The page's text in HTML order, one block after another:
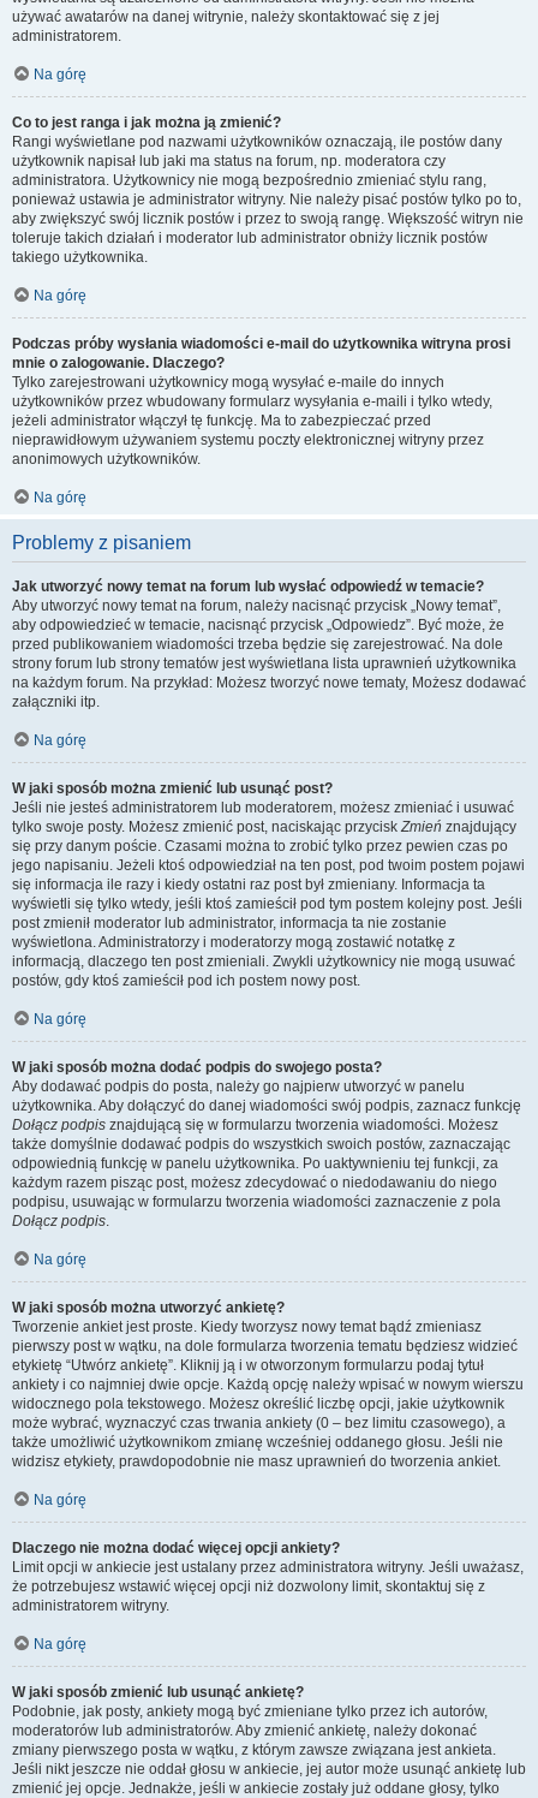
używać awatarów na danej witrynie, należy skontaktować się z jej
administratorem.
Na górę
Co to jest ranga i jak można ją zmienić?
Rangi wyświetlane pod nazwami użytkowników oznaczają, ile postów dany
użytkownik napisał lub jaki ma status na forum, np. moderatora czy
administratora. Użytkownicy nie mogą bezpośrednio zmieniać stylu rang,
ponieważ ustawia je administrator witryny. Nie należy pisać postów tylko po to,
aby zwiększyć swój licznik postów i przez to swoją rangę. Większość witryn nie
toleruje takich działań i moderator lub administrator obniży licznik postów
takiego użytkownika.
Na górę
Podczas próby wysłania wiadomości e-mail do użytkownika witryna prosi
mnie o zalogowanie. Dlaczego?
Tylko zarejestrowani użytkownicy mogą wysyłać e-maile do innych
użytkowników przez wbudowany formularz wysyłania e-maili i tylko wtedy,
jeżeli administrator włączył tę funkcję. Ma to zabezpieczać przed
nieprawidłowym używaniem systemu poczty elektronicznej witryny przez
anonimowych użytkowników.
Na górę
Problemy z pisaniem
Jak utworzyć nowy temat na forum lub wysłać odpowiedź w temacie?
Aby utworzyć nowy temat na forum, należy nacisnąć przycisk „Nowy temat”,
aby odpowiedzieć w temacie, nacisnąć przycisk „Odpowiedz”. Być może, że
przed publikowaniem wiadomości trzeba będzie się zarejestrować. Na dole
strony forum lub strony tematów jest wyświetlana lista uprawnień użytkownika
na każdym forum. Na przykład: Możesz tworzyć nowe tematy, Możesz dodawać
załączniki itp.
Na górę
W jaki sposób można zmienić lub usunąć post?
Jeśli nie jesteś administratorem lub moderatorem, możesz zmieniać i usuwać
tylko swoje posty. Możesz zmienić post, naciskając przyciskZmień znajdujący
się przy danym poście. Czasami można to zrobić tylko przez pewien czas po
jego napisaniu. Jeżeli ktoś odpowiedział na ten post, pod twoim postem pojawi
się informacja ile razy i kiedy ostatni raz post był zmieniany. Informacja ta
wyświetli się tylko wtedy, jeśli ktoś zamieścił pod tym postem kolejny post. Jeśli
post zmienił moderator lub administrator, informacja ta nie zostanie
wyświetlona. Administratorzy i moderatorzy mogą zostawić notatkę z
informacją, dlaczego ten post zmieniali. Zwykli użytkownicy nie mogą usuwać
postów, gdy ktoś zamieścił pod ich postem nowy post.
Na górę
W jaki sposób można dodać podpis do swojego posta?
Aby dodawać podpis do posta, należy go najpierw utworzyć w panelu
użytkownika. Aby dołączyć do danej wiadomości swój podpis, zaznacz funkcję
Dołącz podpis znajdującą się w formularzu tworzenia wiadomości. Możesz
także domyślnie dodawać podpis do wszystkich swoich postów, zaznaczając
odpowiednią funkcję w panelu użytkownika. Po uaktywnieniu tej funkcji, za
każdym razem pisząc post, możesz zdecydować o niedodawaniu do niego
podpisu, usuwając w formularzu tworzenia wiadomości zaznaczenie z pola
Dołącz podpis.
Na górę
W jaki sposób można utworzyć ankietę?
Tworzenie ankiet jest proste. Kiedy tworzysz nowy temat bądź zmieniasz
pierwszy post w wątku, na dole formularza tworzenia tematu będziesz widzieć
etykietę “Utwórz ankietę”. Kliknij ją i w otworzonym formularzu podaj tytuł
ankiety i co najmniej dwie opcje. Każdą opcję należy wpisać w nowym wierszu
widocznego pola tekstowego. Możesz określić liczbę opcji, jakie użytkownik
może wybrać, wyznaczyć czas trwania ankiety (0 – bez limitu czasowego), a
także umożliwić użytkownikom zmianę wcześniej oddanego głosu. Jeśli nie
widzisz etykiety, prawdopodobnie nie masz uprawnień do tworzenia ankiet.
Na górę
Dlaczego nie można dodać więcej opcji ankiety?
Limit opcji w ankiecie jest ustalany przez administratora witryny. Jeśli uważasz,
że potrzebujesz wstawić więcej opcji niż dozwolony limit, skontaktuj się z
administratorem witryny.
Na górę
W jaki sposób zmienić lub usunąć ankietę?
Podobnie, jak posty, ankiety mogą być zmieniane tylko przez ich autorów,
moderatorów lub administratorów. Aby zmienić ankietę, należy dokonać
zmiany pierwszego posta w wątku, z którym zawsze związana jest ankieta.
Jeśli nikt jeszcze nie oddał głosu w ankiecie, jej autor może usunąć ankietę lub
zmienić jej opcje. Jednakże, jeśli w ankiecie zostały już oddane głosy, tylko